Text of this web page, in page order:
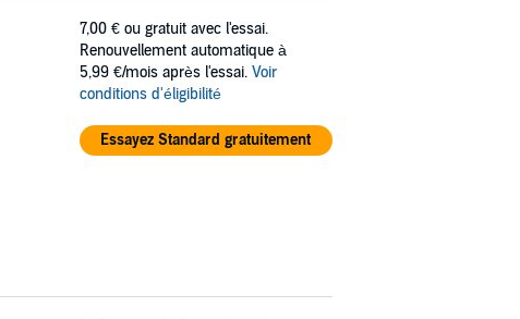
7,00 € ou gratuit avec l'essai.
Renouvellement automatique à
5,99 €/mois après l'essai. Voir
conditions d'éligibilité
Essayez Standard gratuitement